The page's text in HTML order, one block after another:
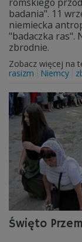
badania". 11
niemiecka
"badaczka ras".
zbrodnie.
Zobacz więcej na
rasizm
Niemcy
Święto